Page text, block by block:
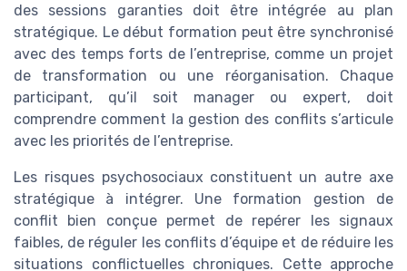
des sessions garanties doit être intégrée au plan
stratégique. Le début formation peut être synchronisé
avec des temps forts de l’entreprise, comme un projet
de transformation ou une réorganisation. Chaque
participant, qu’il soit manager ou expert, doit
comprendre comment la gestion des conflits s’articule
avec les priorités de l’entreprise.
Les risques psychosociaux constituent un autre axe
stratégique à intégrer. Une formation gestion de
conflit bien conçue permet de repérer les signaux
faibles, de réguler les conflits d’équipe et de réduire les
situations conflictuelles chroniques. Cette approche